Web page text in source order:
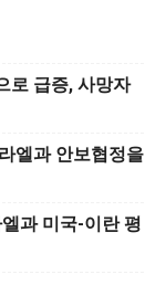
로 급증, 사망자
엘과 안보협정을
과 미국-이란 평